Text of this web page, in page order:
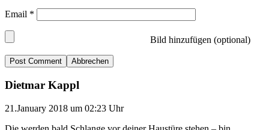
Email *
Bild hinzufügen (optional)
Abbrechen
Dietmar Kappl
21.January 2018 um 02:23 Uhr